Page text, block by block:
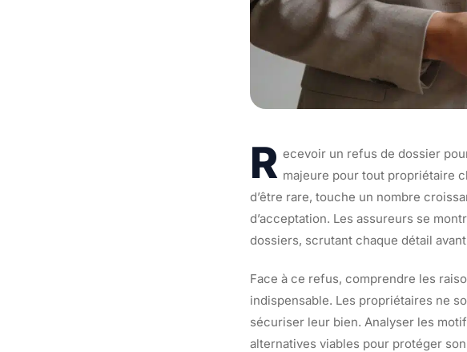
R ecevoir un refus de dossier
majeure pour tout propriétaire
d’être rare, touche un nombre
d’acceptation. Les assureurs se
dossiers, scrutant chaque détail
Face à ce refus, comprendre les
indispensable. Les propriétaires ne
sécuriser leur bien. Analyser les
alternatives viables pour protéger